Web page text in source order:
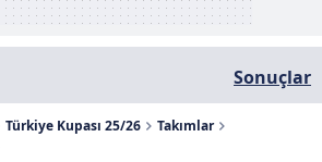
Sonuçlar
Türkiye Kupası 25/26
Takımlar